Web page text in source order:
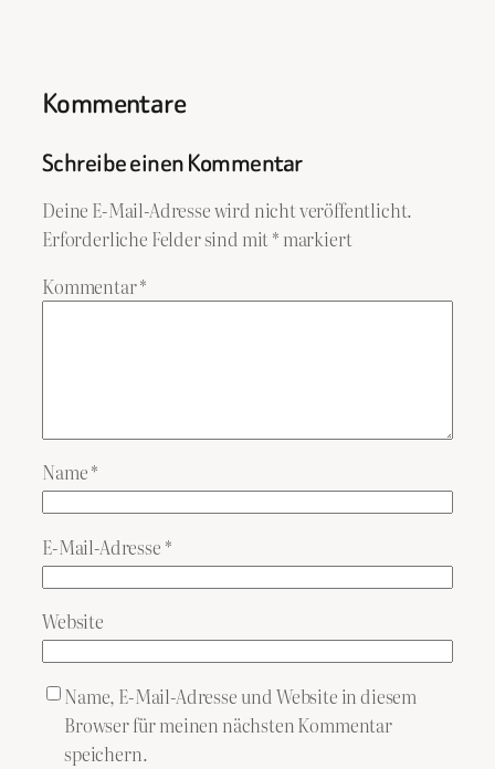
Kommentare
Schreibe einen Kommentar
Deine E-Mail-Adresse wird nicht veröffentlicht.
Erforderliche Felder sind mit* markiert
Kommentar*
Name*
E-Mail-Adresse *
Website
Name, E-Mail-Adresse und Website in diesem
Browser für meinen nächsten Kommentar
speichern.